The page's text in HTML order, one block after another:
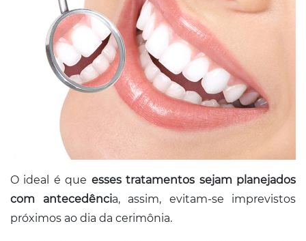
O ideal é que esses tratamentos sejam planejados
com antecedência, assim, evitam-se imprevistos
próximos ao dia da cerimônia.